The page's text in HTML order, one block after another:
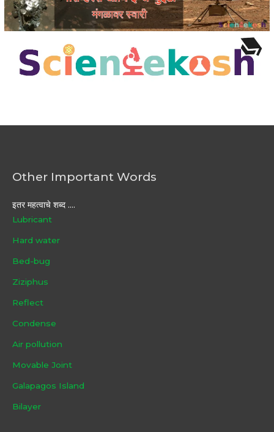
Other Important Words
इतर महत्वाचे शब्द ....
Lubricant
Hard water
Bed-bug
Ziziphus
Reflect
Condense
Air pollution
Movable Joint
Galapagos Island
Bilayer